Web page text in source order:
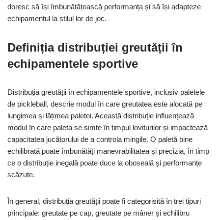
doresc să își îmbunătățească performanța și să își adapteze
echipamentul la stilul lor de joc.
Definiția distribuției greutății în
echipamentele sportive
Distribuția greutății în echipamentele sportive, inclusiv paletele
de pickleball, descrie modul în care greutatea este alocată pe
lungimea și lățimea paletei. Această distribuție influențează
modul în care paleta se simte în timpul loviturilor și impactează
capacitatea jucătorului de a controla mingile. O paletă bine
echilibrată poate îmbunătăți manevrabilitatea și precizia, în timp
ce o distribuție inegală poate duce la oboseală și performanțe
scăzute.
În general, distribuția greutății poate fi categorisită în trei tipuri
principale: greutate pe cap, greutate pe mâner și echilibru